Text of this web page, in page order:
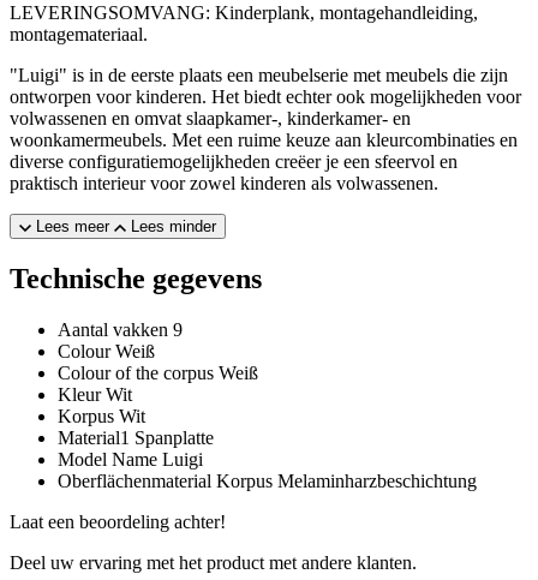
LEVERINGSOMVANG: Kinderplank, montagehandleiding,
montagemateriaal.
"Luigi" is in de eerste plaats een meubelserie met meubels die zijn
ontworpen voor kinderen. Het biedt echter ook mogelijkheden voor
volwassenen en omvat slaapkamer-, kinderkamer- en
woonkamermeubels. Met een ruime keuze aan kleurcombinaties en
diverse configuratiemogelijkheden creëer je een sfeervol en
praktisch interieur voor zowel kinderen als volwassenen.
Lees meer Lees minder
Technische gegevens
Aantal vakken 9
Colour Weiß
Colour of the corpus Weiß
Kleur Wit
Korpus Wit
Material1 Spanplatte
Model Name Luigi
Oberflächenmaterial Korpus Melaminharzbeschichtung
Laat een beoordeling achter!
Deel uw ervaring met het product met andere klanten.